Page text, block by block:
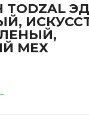
МЕХ